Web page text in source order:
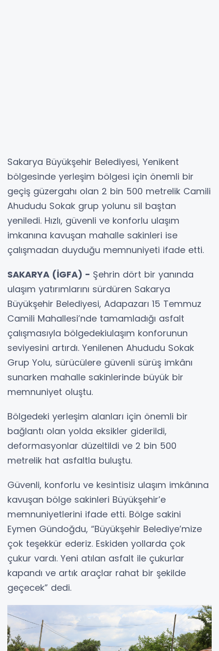
Sakarya Büyükşehir Belediyesi, Yenikent
bölgesinde yerleşim bölgesi için önemli bir
geçiş güzergahı olan 2 bin 500 metrelik Camili
Ahududu Sokak grup yolunu sil baştan
yeniledi. Hızlı, güvenli ve konforlu ulaşım
imkanına kavuşan mahalle sakinleri ise
çalışmadan duyduğu memnuniyeti ifade etti.
SAKARYA (İGFA) - Şehrin dört bir yanında
ulaşım yatırımlarını sürdüren Sakarya
Büyükşehir Belediyesi, Adapazarı 15 Temmuz
Camili Mahallesi’nde tamamladığı asfalt
çalışmasıyla bölgedekiulaşım konforunun
seviyesini artırdı. Yenilenen Ahududu Sokak
Grup Yolu, sürücülere güvenli sürüş imkânı
sunarken mahalle sakinlerinde büyük bir
memnuniyet oluştu.
Bölgedeki yerleşim alanları için önemli bir
bağlantı olan yolda eksikler giderildi,
deformasyonlar düzeltildi ve 2 bin 500
metrelik hat asfaltla buluştu.
Güvenli, konforlu ve kesintisiz ulaşım imkânına
kavuşan bölge sakinleri Büyükşehir’e
memnuniyetlerini ifade etti. Bölge sakini
Eymen Gündoğdu, “Büyükşehir Belediye’mize
çok teşekkür ederiz. Eskiden yollarda çok
çukur vardı. Yeni atılan asfalt ile çukurlar
kapandı ve artık araçlar rahat bir şekilde
geçecek” dedi.